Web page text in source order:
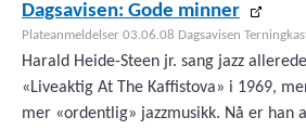
Dagsavisen: Gode minner
Plateanmeldelser 03.06.08 Dagsavisen
Harald Heide-Steen jr. sang jazz
«Liveaktig At The Kaffistova» i 1969,
mer «ordentlig» jazzmusikk. Nå er han